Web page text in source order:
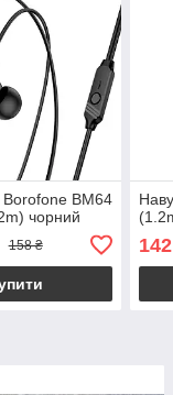
BM64
чорний
158 ₴